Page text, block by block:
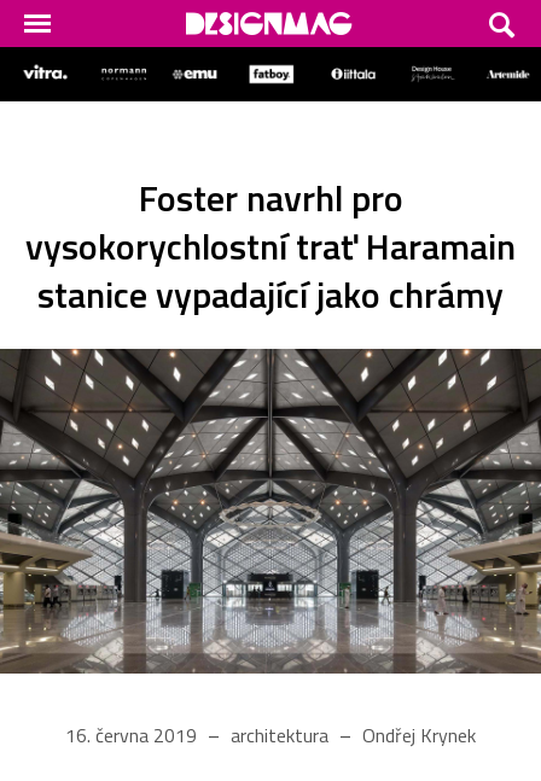
Foster navrhl pro
vysokorychlostní trať Haramain
stanice vypadající jako chrámy
16. června 2019 architektura Ondřej Krynek